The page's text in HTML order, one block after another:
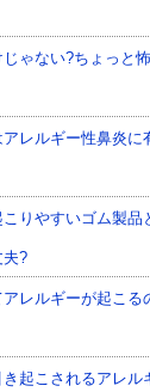
ゃない?ちょっと
レルギー性鼻炎に
りやすいゴム製品
夫?
レルギーが起こる
起こされるアレル